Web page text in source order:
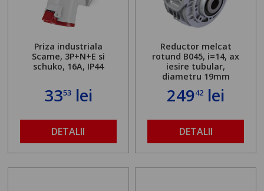
Priza industriala
Scame, 3P+N+E si
schuko, 16A, IP44
3353lei
DETALII
Reductor melcat
rotund B045, i=14, ax
iesire tubular,
diametru 19mm
24942 lei
DETALII